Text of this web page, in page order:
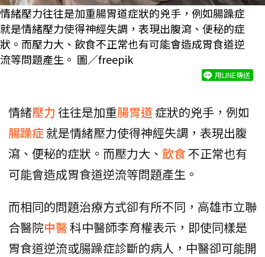
情緒壓力往往是加重腸胃道症狀的兇手，例如腸躁症
就是情緒壓力使得神經失調，表現出腹瀉、便秘的症
狀。而壓力大、飲食不正常也有可能會造成胃食道逆
流等問題產生。 圖／freepik
用LINE傳送
情緒壓力往往是加重腸胃道 症狀的兇手，例如
腸躁症就是情緒壓力使得神經失調，表現出腹
瀉、便秘的症狀。而壓力大、 飲食不正常也有
可能會造成胃食道逆流等問題產生。
而相同的問題治療方式卻有所不同，高雄市立聯
合醫院中醫科中醫師李育權表示，即使同樣是
胃食道逆流或腸躁症診斷的病人，中醫卻可能開